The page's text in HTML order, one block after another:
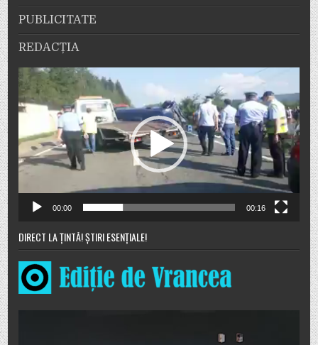
PUBLICITATE
REDACȚIA
Player
video
00:00 00:16
DIRECT LA ȚINTĂ! ȘTIRI ESENȚIALE!